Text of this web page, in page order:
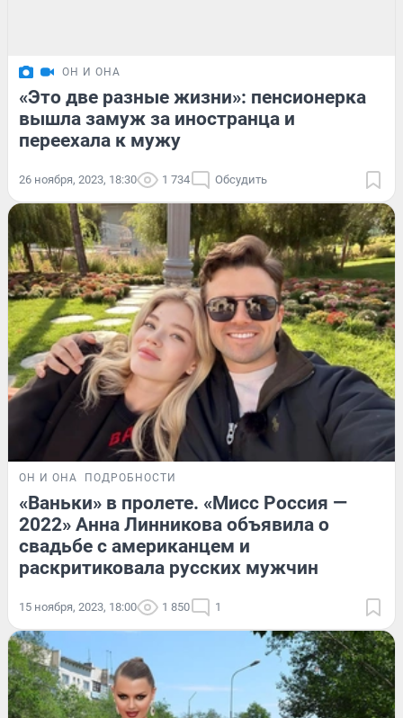
ОН И ОНА
«Это две разные жизни»: пенсионерка
вышла замуж за иностранца и
переехала к мужу
26 ноября, 2023, 18:30 1 734 Обсудить
ОН И ОНА ПОДРОБНОСТИ
«Ваньки» в пролете. «Мисс Россия —
2022» Анна Линникова объявила о
свадьбе с американцем и
раскритиковала русских мужчин
15 ноября, 2023, 18:00 1 850 1